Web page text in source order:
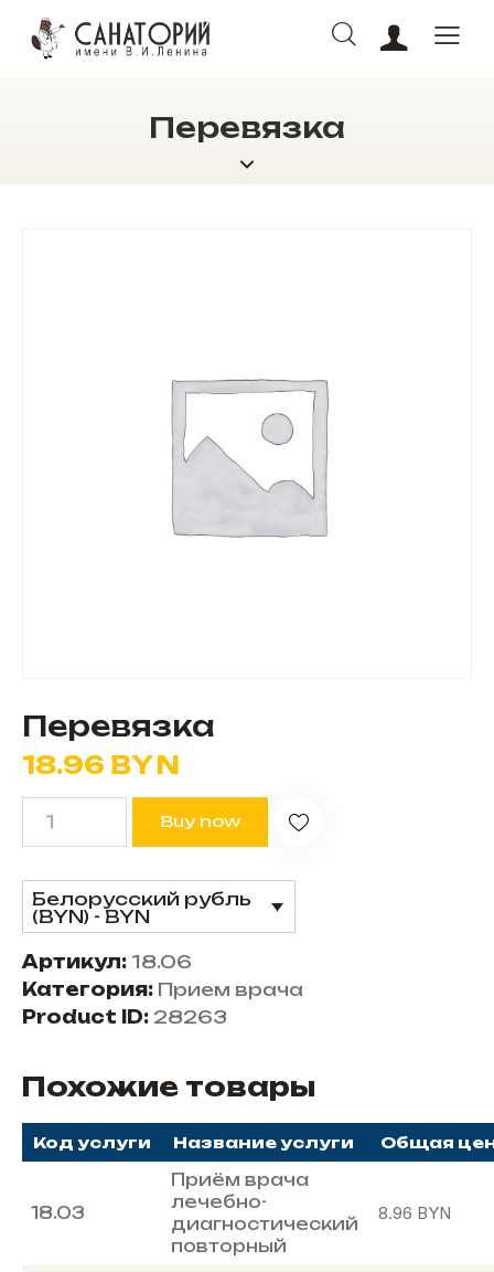
Перевязка
ОНЛАЙН БРОНИРОВАНИЕ
Перевязка
18.96 BYN
Buy now
Белорусский рубль
(BYN) - BYN
Артикул: 18.06
Категория: Прием врача
Product ID: 28263
Похожие товары
Код услуги Название услуги Общая
18.03
Приём врача
лечебно-
диагностический
повторный
8.96 BYN